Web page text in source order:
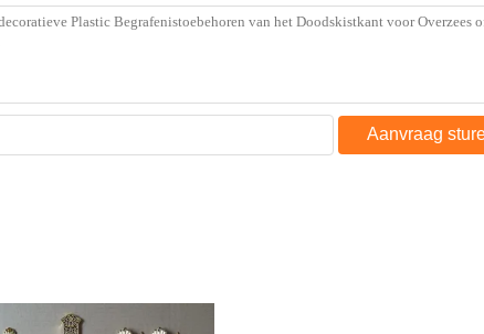
Aanvraag